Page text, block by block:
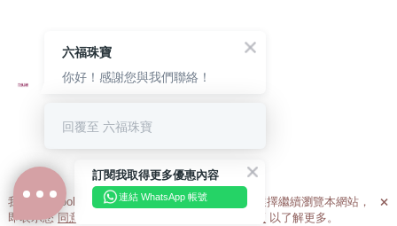
我們利用cookies為您提供最佳的瀏覽體驗。若您選擇繼續瀏覽本網站，
即表示您 同意 以了解更多。

訂閱我取得更多優惠內容
連結 WhatsApp 帳號
六福珠寶
你好！感謝您與我們聯絡！
回覆至 六福珠寶